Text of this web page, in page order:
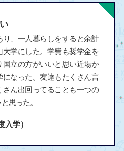
り、一人暮らしをすると余計
学にした。学費も奨学金を
立の方がいいと思い近場か
なった。友達もたくさん言
さん出回ってることも一つの
思った。
入学）